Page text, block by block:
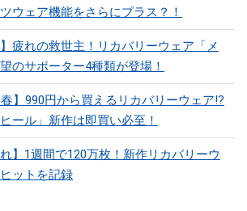
ウェア機能をさらにプラス？！
疲れの救世主！リカバリーウェア「メ
のサポーター4種類が登場！
春】990円から買えるリカバリーウェア!?
ール」新作は即買い必至！
】1週間で120万枚！新作リカバリーウ
ットを記録